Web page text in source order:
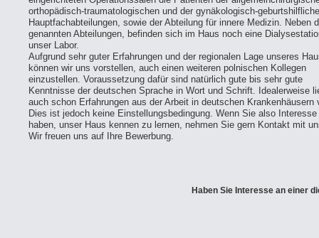
orthopädisch-traumatologischen und der gynäkologisch-geburtshilfliche
Hauptfachabteilungen, sowie der Abteilung für innere Medizin. Neben
genannten Abteilungen, befinden sich im Haus noch eine
unser Labor.
Aufgrund sehr guter Erfahrungen und der regionalen Lage unseres
können wir uns vorstellen, auch einen weiteren polnischen Kollegen
einzustellen. Voraussetzung dafür sind natürlich gute bis sehr gute
Kenntnisse der deutschen Sprache in Wort und Schrift. Idealerweise
auch schon Erfahrungen aus der Arbeit in deutschen Krankenhäusern
Dies ist jedoch keine Einstellungsbedingung. Wenn Sie also Interesse
haben, unser Haus kennen zu lernen, nehmen Sie gern Kontakt mit
Wir freuen uns auf Ihre Bewerbung.
Haben Sie Interesse an einer